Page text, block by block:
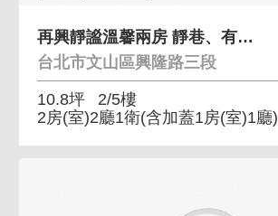
再興靜謐溫馨兩房 靜巷、有管理，社區口公車站
台北市文山區興隆路三段
10.8坪
2/5樓
2房(室)2廳1衛(含加蓋1房(室)1廳)